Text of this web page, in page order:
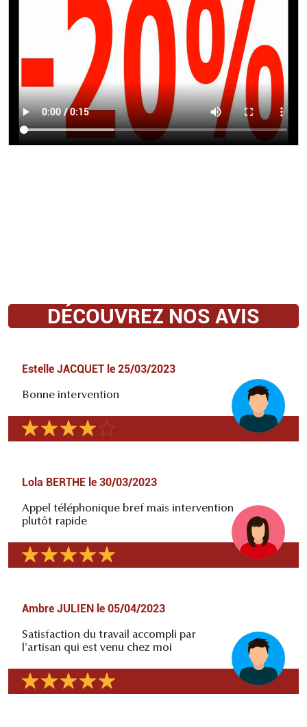
DÉCOUVREZ NOS AVIS
Estelle JACQUET le 25/03/2023
Bonne intervention
Lola BERTHE le 30/03/2023
Appel téléphonique bref mais intervention
plutôt rapide
Ambre JULIEN le 05/04/2023
Satisfaction du travail accompli par
l'artisan qui est venu chez moi